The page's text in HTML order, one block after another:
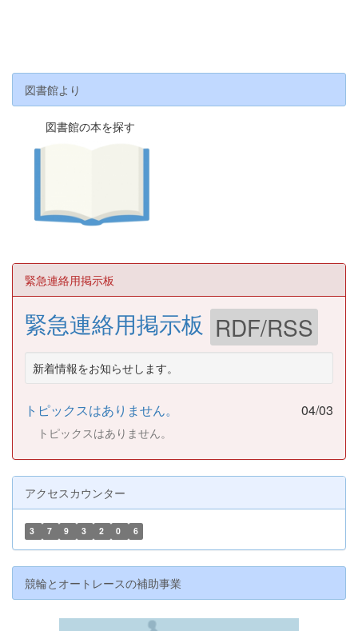
図書館より
図書館の本を探す
緊急連絡用掲示板
緊急連絡用掲示板 RDF/RSS
新着情報をお知らせします。
トピックスはありません。 04/03
トピックスはありません。
アクセスカウンター
3 7 9 3 2 0 6
競輪とオートレースの補助事業